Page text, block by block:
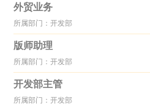
外贸业务
所属部门：开发部
版师助理
所属部门：开发部
开发部主管
所属部门：开发部